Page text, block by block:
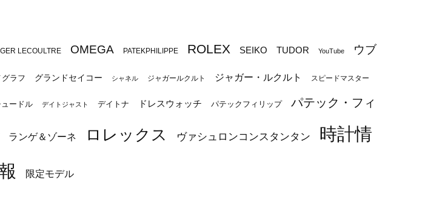
LECOULTRE OMEGA PATEKPHILIPPE ROLEX SEIKO TUDOR YouTube ウブ
グラフ グランドセイコー シャネル ジャガールクルト ジャガー・ルクルト スピードマスター
ードル デイトジャスト デイトナ ドレスウォッチ パテックフィリップ パテック・フィ
ランゲ＆ゾーネ ロレックス ヴァシュロンコンスタンタン
時計情
限定モデル